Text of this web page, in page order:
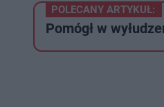
POLECANY ARTYKUŁ:
Pomógł w